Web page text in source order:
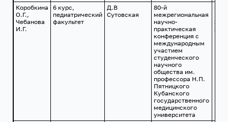
Коробкина
О.Г.,
Чебанова
И.Г.
6 курс,
педиатрический
факультет
Д.В
Сутовская
80-й
межрегиональная
научно-
практическая
конференция с
международным
участием
студенческого
научного
общества им.
профессора Н.П.
Пятницкого
Кубанского
государственного
медицинского
университета
24